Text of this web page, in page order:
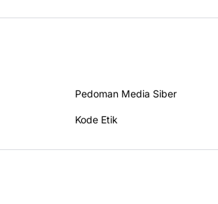
Pedoman Media Siber
Kode Etik